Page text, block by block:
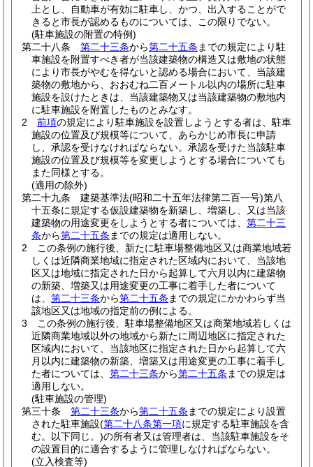
上とし、自動車が有効に駐車し、かつ、出入することがで
きると市長が認めるものについては、この限りでない。
(駐車施設の附置の特例)
第二十八条
第二十三条から第二十五条 までの規定により駐
車施設を附置すべき者が当該建築物の構造又は敷地の状態
により市長がやむを得ないと認める場合において、当該建
築物の敷地から、おおむね二百メートル以内の場所に駐車
施設を設けたときは、当該建築物又は当該建築物の敷地内
に駐車施設を附置したものとみなす。
2
前項の規定により駐車施設を設置しようとする者は、駐車
施設の位置及び規模等について、あらかじめ市長に申請
し、承認を受けなければならない。 承認を受けた当該駐車
施設の位置及び規模等を変更しようとする場合についても
また同様とする。
(適用の除外)
第二十九条
建築基準法(昭和二十五年法律第二百一号)第八
十五条に規定する仮設建築物を新築し、増築し、又は当該
建築物の用途変更をしようとする者については、 第二十三
条から第二十五条 までの規定は適用しない。
2
この条例の施行後、新たに駐車場整備地区又は商業地域若
しくは近隣商業地域に指定された区域内において、当該地
区又は地域に指定された日から起算して六月以内に建築物
の新築、増築又は用途変更の工事に着手した者について
は、 第二十三条から第二十五条 までの規定にかかわらず当
該地区又は地域の指定前の例による。
3
この条例の施行後、駐車場整備地区又は商業地域若しくは
近隣商業地域以外の地域から新たに周辺地区に指定された
区域内において、当該地区に指定された日から起算して六
月以内に建築物の新築、増築又は用途変更の工事に着手し
た者については、 第二十三条から第二十五条 までの規定は
適用しない。
(駐車施設の管理)
第三十条
第二十三条から第二十五条 までの規定により設置
された駐車施設(第二十八条第一項に規定する駐車施設を含
む。以下同じ。)の所有者又は管理者は、当該駐車施設をそ
の設置目的に適合するように管理しなければならない。
(立入検査等)